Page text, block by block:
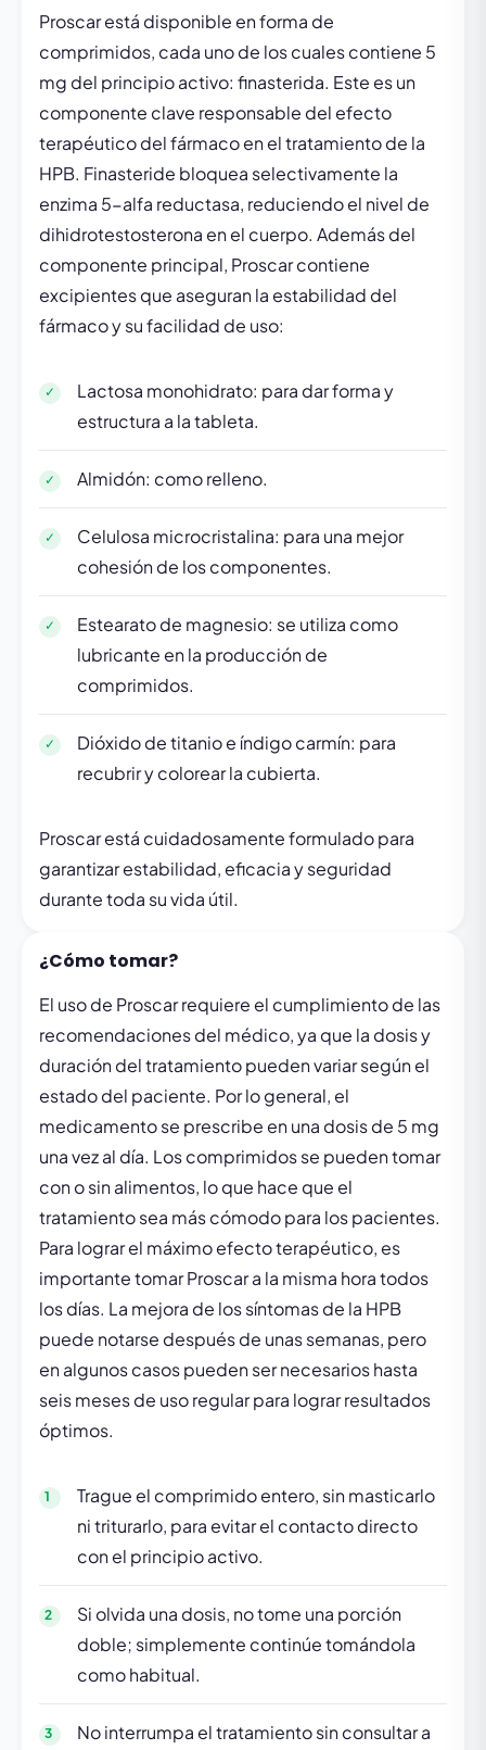
Proscar está disponible en forma de
comprimidos, cada uno de los cuales contiene 5
mg del principio activo: finasterida. Este es un
componente clave responsable del efecto
terapéutico del fármaco en el tratamiento de la
HPB. Finasteride bloquea selectivamente la
enzima 5-alfa reductasa, reduciendo el nivel de
dihidrotestosterona en el cuerpo. Además del
componente principal, Proscar contiene
excipientes que aseguran la estabilidad del
fármaco y su facilidad de uso:
Lactosa monohidrato: para dar forma y
estructura a la tableta.
Almidón: como relleno.
Celulosa microcristalina: para una mejor
cohesión de los componentes.
Estearato de magnesio: se utiliza como
lubricante en la producción de
comprimidos.
Dióxido de titanio e índigo carmín: para
recubrir y colorear la cubierta.
Proscar está cuidadosamente formulado para
garantizar estabilidad, eficacia y seguridad
durante toda su vida útil.
¿Cómo tomar?
El uso de Proscar requiere el cumplimiento de las
recomendaciones del médico, ya que la dosis y
duración del tratamiento pueden variar según el
estado del paciente. Por lo general, el
medicamento se prescribe en una dosis de 5 mg
una vez al día. Los comprimidos se pueden tomar
con o sin alimentos, lo que hace que el
tratamiento sea más cómodo para los pacientes.
Para lograr el máximo efecto terapéutico, es
importante tomar Proscar a la misma hora todos
los días. La mejora de los síntomas de la HPB
puede notarse después de unas semanas, pero
en algunos casos pueden ser necesarios hasta
seis meses de uso regular para lograr resultados
óptimos.
Trague el comprimido entero, sin masticarlo
ni triturarlo, para evitar el contacto directo
con el principio activo.
Si olvida una dosis, no tome una porción
doble; simplemente continúe tomándola
como habitual.
No interrumpa el tratamiento sin consultar a